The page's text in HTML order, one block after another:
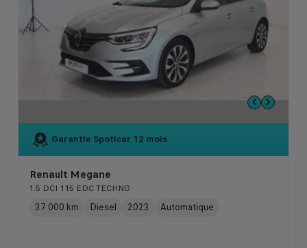
Garantie Spoticar 12 mois
Renault Megane
1.5 DCI 115 EDC TECHNO
37 000 km Diesel 2023 Automatique